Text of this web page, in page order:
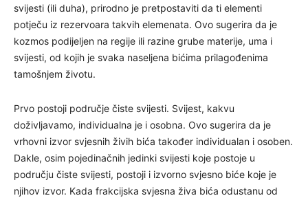
svijesti (ili duha), prirodno je pretpostaviti da ti elementi
potječu iz rezervoara takvih elemenata. Ovo sugerira da je
kozmos podijeljen na regije ili razine grube materije, uma i
svijesti, od kojih je svaka naseljena bićima prilagođenima
tamošnjem životu.
Prvo postoji područje čiste svijesti. Svijest, kakvu
doživljavamo, individualna je i osobna. Ovo sugerira da je
vrhovni izvor svjesnih živih bića također individualan i osoben.
Dakle, osim pojedinačnih jedinki svijesti koje postoje u
području čiste svijesti, postoji i izvorno svjesno biće koje je
njihov izvor. Kada frakcijska svjesna živa bića odustanu od